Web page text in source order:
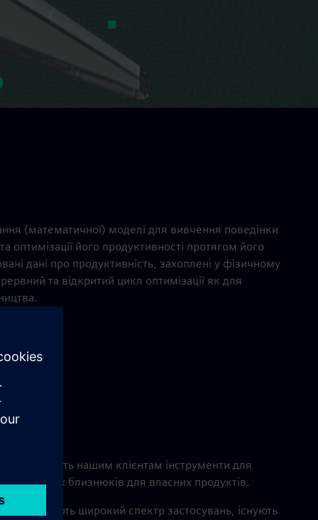
(математичної) моделі для вивчення поведінки
оптимізації його продуктивності протягом його
дані про продуктивність, захоплені у фізичному
та відкритий цикл оптимізації як для
надають нашим клієнтам інструменти для
цифрових близнюків для власних продуктів.
охоплюють широкий спектр застосувань, існують